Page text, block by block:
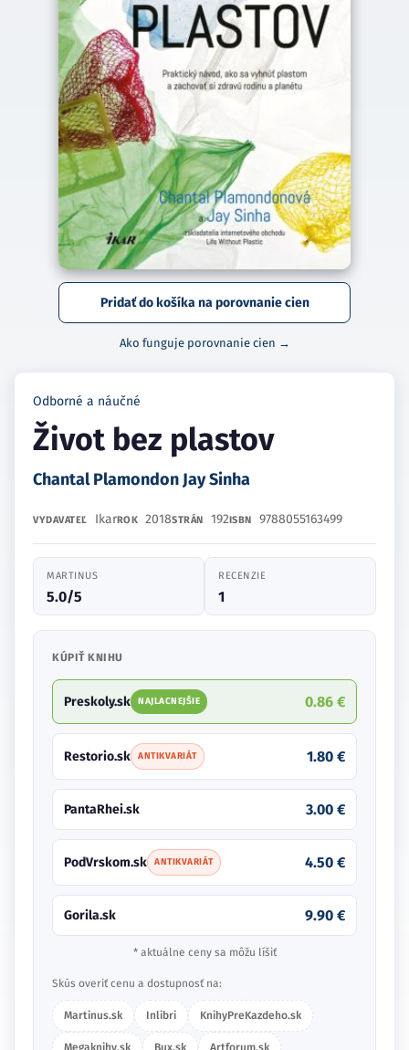
Pridať do košíka na porovnanie cien
Ako funguje porovnanie cien →
Odborné a náučné
Život bez plastov
Chantal Plamondon Jay Sinha
VYDAVATEĽ IkarROK 2018STRÁN 192ISBN 9788055163499
MARTINUS
5.0/5
RECENZIE
1
KÚPIŤ KNIHU
Preskoly.sk NAJLACNEJŠIE 0.86 €
Restorio.sk ANTIKVARIÁT 1.80 €
PantaRhei.sk 3.00 €
PodVrskom.sk ANTIKVARIÁT 4.50 €
Gorila.sk 9.90 €
* aktuálne ceny sa môžu líšiť
Skús overiť cenu a dostupnosť na:
Martinus.sk Inlibri KnihyPreKazdeho.sk
Megaknihy.sk Bux.sk Artforum.sk